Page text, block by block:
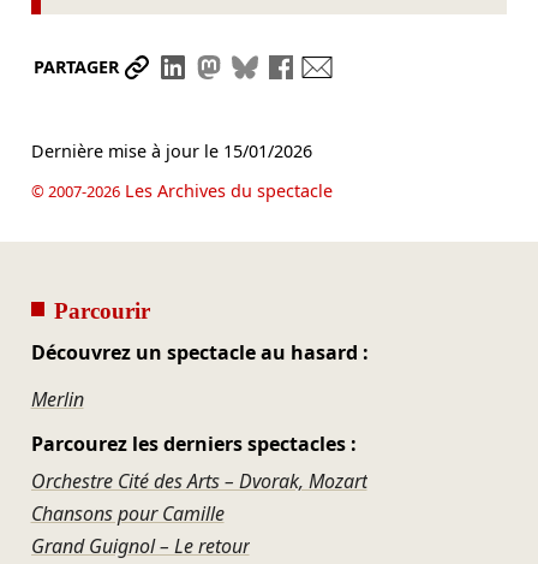
PARTAGER Partager le lien
Partager sur LinkedIn
Partager sur Mastodon
Partager sur Bluesky
Partager sur Facebook
Dernière mise à jour le 15/01/2026
© 2007-2026Les Archives du spectacle
Parcourir
Découvrez un spectacle au hasard :
Merlin
Parcourez les derniers spectacles :
Orchestre Cité des Arts – Dvorak, Mozart
Chansons pour Camille
Grand Guignol – Le retour